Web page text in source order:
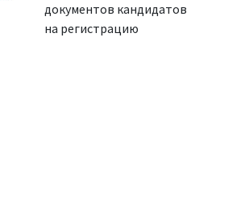
документов кандидатов
на регистрацию